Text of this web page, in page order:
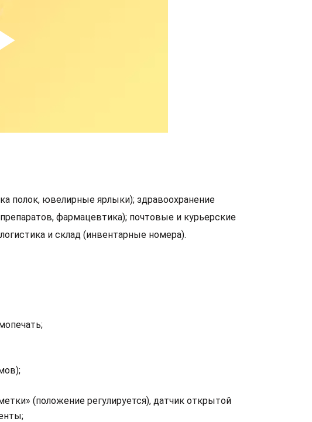
полок, ювелирные ярлыки); здравоохранение
фармацевтика); почтовые и курьерские
и склад (инвентарные номера).
(положение регулируется), датчик открытой